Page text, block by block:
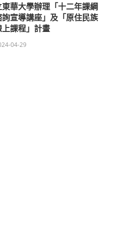
東華大學辦理「十二年課綱
宣導講座」及「原住民族
課程」計畫
04-29